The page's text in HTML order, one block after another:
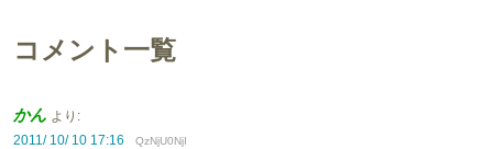
コメント一覧
かん より:
2011/ 10/ 10 17:16
QzNjU0NjI